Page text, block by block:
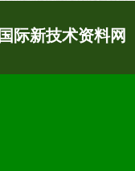
国际新技术资
转型
新型
艺配